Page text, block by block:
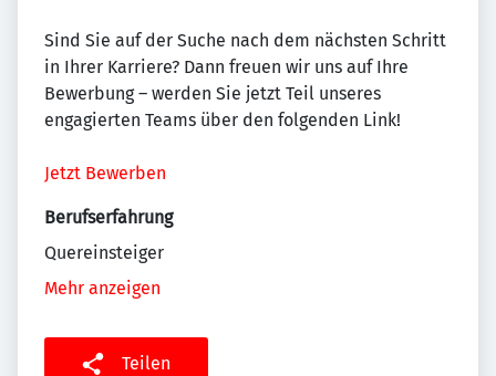
Sind Sie auf der Suche nach dem nächsten Schritt
in Ihrer Karriere? Dann freuen wir uns auf Ihre
Bewerbung – werden Sie jetzt Teil unseres
engagierten Teams über den folgenden Link!
Jetzt Bewerben
Berufserfahrung
Quereinsteiger
Mehr anzeigen
Teilen